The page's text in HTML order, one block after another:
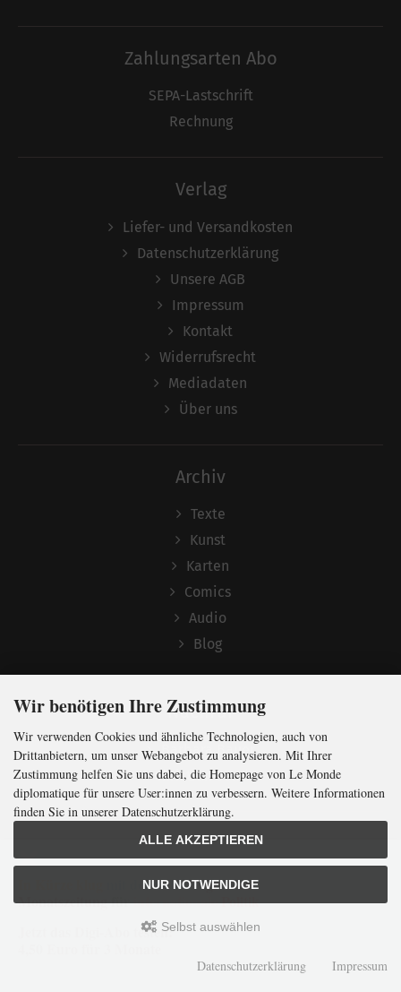
mit der weltweitgrößten
MonatszeitungfürinternationalePolitik
Jetzt das Digi-Abo testen:
Zahlungsarten Abo
SEPA-Lastschrift
Rechnung
Verlag
Liefer- und Versandkosten
Datenschutzerklärung
Unsere AGB
Impressum
Kontakt
Widerrufsrecht
Mediadaten
Über uns
Archiv
Texte
Kunst
Karten
Comics
Audio
Blog
Nachruf
Barbara Bauer
Christian Semler
Folgen
Newsletter abonnieren
Wir benötigen Ihre Zustimmung
Wir verwenden Cookies und ähnliche Technologien, auch von
Drittanbietern, um unser Webangebot zu analysieren. Mit Ihrer
Zustimmung helfen Sie uns dabei, die Homepage von Le Monde
diplomatique für unsere User:innen zu verbessern. Weitere Informationen
finden Sie in unserer Datenschutzerklärung.
ALLE AKZEPTIEREN
NUR NOTWENDIGE
Selbst auswählen
Datenschutzerklärung Impressum